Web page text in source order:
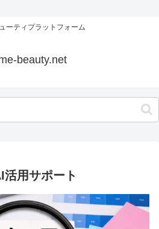
ーティプラットフォーム
beauty.net
用サポート